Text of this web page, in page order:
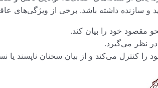
سازنده داشته باشد. برخی از ویژگی‌های
مقصود خود را بیان کند.
در نظر می‌گیرد.
کنترل می‌کند و از بیان سخنان ناپسند یا